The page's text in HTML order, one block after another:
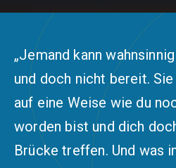
„Jemand kann
und doch nicht bereit.
auf eine Weise wie du
worden bist und dich
Brücke treffen. Und was